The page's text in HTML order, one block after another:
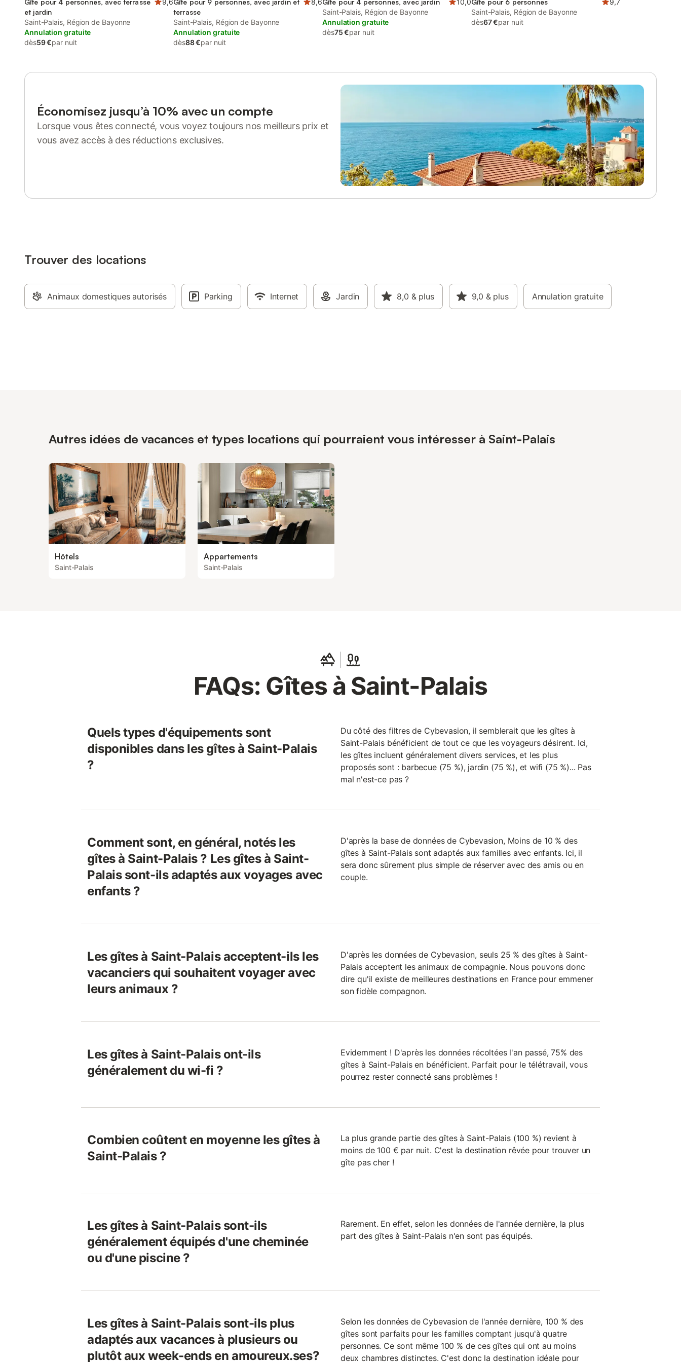
Gîte pour 4 personnes, avec terrasse
et jardin
9,6
Saint-Palais, Région de Bayonne
Annulation gratuite
dès59 €par nuit
Gîte pour 9 personnes, avec jardin et
terrasse
8,6
Saint-Palais, Région de Bayonne
Annulation gratuite
dès88 €par nuit
Gîte pour 4 personnes, avec jardin
10,0
Saint-Palais, Région de Bayonne
Annulation gratuite
dès75 €par nuit
Gîte pour 6 personnes
9,7
Saint-Palais, Région de Bayonne
dès67 €par nuit
Économisez jusqu’à 10% avec un compte
Lorsque vous êtes connecté, vous voyez toujours nos meilleurs prix et
vous avez accès à des réductions exclusives.
Trouver des locations
Animaux domestiques autorisés Parking Internet Jardin 8,0 & plus 9,0 & plus Annulation gratuite
Autres idées de vacances et types locations qui pourraient vous intéresser à Saint-Palais
Hôtels
Saint-Palais
Appartements
Saint-Palais
FAQs: Gîtes à Saint-Palais
Quels types d'équipements sont
disponibles dans les gîtes à Saint-Palais
?
Du côté des filtres de Cybevasion, il semblerait que les gîtes à
Saint-Palais bénéficient de tout ce que les voyageurs désirent. Ici,
les gîtes incluent généralement divers services, et les plus
proposés sont : barbecue (75 %), jardin (75 %), et wifi (75 %)... Pas
mal n'est-ce pas ?
Comment sont, en général, notés les
gîtes à Saint-Palais ? Les gîtes à Saint-
Palais sont-ils adaptés aux voyages avec
enfants ?
D'après la base de données de Cybevasion, Moins de 10 % des
gîtes à Saint-Palais sont adaptés aux familles avec enfants. Ici, il
sera donc sûrement plus simple de réserver avec des amis ou en
couple.
Les gîtes à Saint-Palais acceptent-ils les
vacanciers qui souhaitent voyager avec
leurs animaux ?
D'après les données de Cybevasion, seuls 25 % des gîtes à Saint-
Palais acceptent les animaux de compagnie. Nous pouvons donc
dire qu'il existe de meilleures destinations en France pour emmener
son fidèle compagnon.
Les gîtes à Saint-Palais ont-ils
généralement du wi-fi ?
Evidemment ! D'après les données récoltées l'an passé, 75% des
gîtes à Saint-Palais en bénéficient. Parfait pour le télétravail, vous
pourrez rester connecté sans problèmes !
Combien coûtent en moyenne les gîtes à
Saint-Palais ?
La plus grande partie des gîtes à Saint-Palais (100 %) revient à
moins de 100 € par nuit. C'est la destination rêvée pour trouver un
gîte pas cher !
Les gîtes à Saint-Palais sont-ils
généralement équipés d'une cheminée
ou d'une piscine ?
Rarement. En effet, selon les données de l'année dernière, la plus
part des gîtes à Saint-Palais n'en sont pas équipés.
Les gîtes à Saint-Palais sont-ils plus
adaptés aux vacances à plusieurs ou
plutôt aux week-ends en amoureux.ses?
Selon les données de Cybevasion de l'année dernière, 100 % des
gîtes sont parfaits pour les familles comptant jusqu'à quatre
personnes. Ce sont même 100 % de ces gîtes qui ont au moins
deux chambres distinctes. C'est donc la destination idéale pour